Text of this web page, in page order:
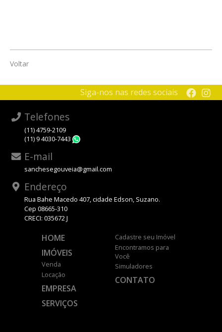
Voltar
Siga-nos nas redes sociais
Telefones
(11) 4759-2109
(11) 9 4030-7443
E-mail
sanchesegouveia@gmail.com
Endereço
Rua Bahe Macedo 407, cidade Edson, Suzano.
Cep 08665-310
CRECI: 035672 J
HOME
IMÓVEIS
Venda
Locação
EMPRESA
SERVIÇOS
Cadastre seu Imóvel
Encontramos para
Você
Simuladores
CONTATO